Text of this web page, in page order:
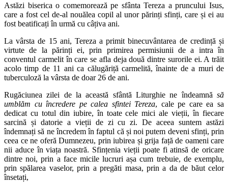
Astăzi biserica o comemorează pe sfânta Tereza a pruncului Isus,
care a fost cel de-al nouălea copil al unor părinți sfinți, care și ei au
fost beatificați în urmă cu câțiva ani.
La vârsta de 15 ani, Tereza a primit binecuvântarea de credință și
virtute de la părinți ei, prin primirea permisiunii de a intra în
conventul carmelit în care se afla deja două dintre surorile ei. A trăit
acolo timp de 11 ani ca călugăriță carmelită, înainte de a muri de
tuberculoză la vârsta de doar 26 de ani.
Rugăciunea zilei de la această sfântă Liturghie ne îndeamnă să
umblăm cu încredere pe calea sfintei Tereza, cale pe care ea sa
dedicat cu totul din iubire, în toate cele mici ale vieții, în fiecare
sarcină și datorie a vieții de zi cu zi. De aceea suntem astăzi
îndemnați să ne încredem în faptul că și noi putem deveni sfinți, prin
ceea ce ne oferă Dumnezeu, prin iubirea și grija față de oameni care
nii aduce în viața noastră. Sfințenia vieții poate fi atinsă de oricare
dintre noi, prin a face micile lucruri așa cum trebuie, de exemplu,
prin spălarea vaselor, prin a pregăti masa, prin a da de băut celor
însetați,